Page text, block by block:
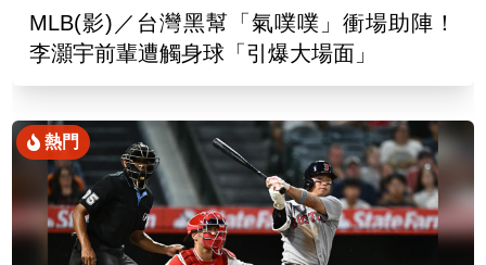
MLB(影)／台灣黑幫「氣噗噗」衝場助陣！
李灝宇前輩遭觸身球「引爆大場面」
熱門